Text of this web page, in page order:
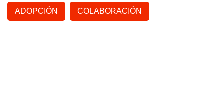
ADOPCIÓN COLABORACIÓN